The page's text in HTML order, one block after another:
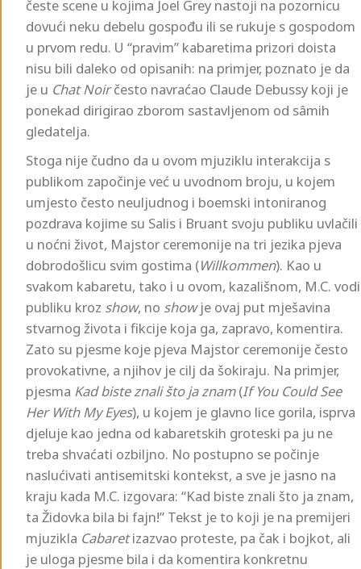
česte scene u kojima Joel Grey nastoji na pozornicu
dovući neku debelu gospođu ili se rukuje s gospodom
u prvom redu. U “pravim” kabaretima prizori doista
nisu bili daleko od opisanih: na primjer, poznato je da
je u Chat Noirčesto navraćao Claude Debussy koji je
ponekad dirigirao zborom sastavljenom od sâmih
gledatelja.
Stoga nije čudno da u ovom mjuziklu interakcija s
publikom započinje već u uvodnom broju, u kojem
umjesto često neuljudnog i boemski intoniranog
pozdrava kojime su Salis i Bruant svoju publiku uvlačili
u noćni život, Majstor ceremonije na tri jezika pjeva
dobrodošlicu svim gostima (Willkommen). Kao u
svakom kabaretu, tako i u ovom, kazališnom, M.C. vodi
publiku kroz show, no showje ovaj put mješavina
stvarnog života i fikcije koja ga, zapravo, komentira.
Zato su pjesme koje pjeva Majstor ceremonije često
provokativne, a njihov je cilj da šokiraju. Na primjer,
pjesma Kad biste znali što ja znam(If You Could See
Her With My Eyes), u kojem je glavno lice gorila, isprva
djeluje kao jedna od kabaretskih groteski pa ju ne
treba shvaćati ozbiljno. No postupno se počinje
naslućivati antisemitski kontekst, a sve je jasno na
kraju kada M.C. izgovara: “Kad biste znali što ja znam,
ta Židovka bila bi fajn!” Tekst je to koji je na premijeri
mjuzikla Cabaretizazvao proteste, pa čak i bojkot, ali
je uloga pjesme bila i da komentira konkretnu